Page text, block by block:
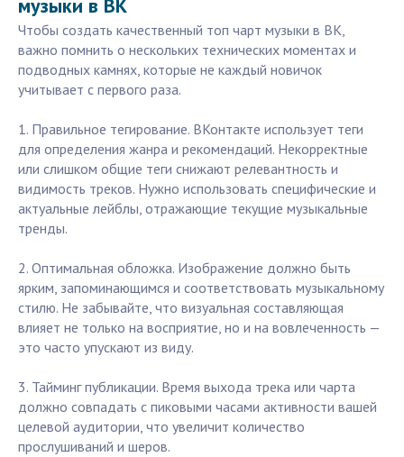
музыки в ВК
Чтобы создать качественный топ чарт музыки в ВК,
важно помнить о нескольких технических моментах и
подводных камнях, которые не каждый новичок
учитывает с первого раза.
1. Правильное тегирование. ВКонтакте использует теги
для определения жанра и рекомендаций. Некорректные
или слишком общие теги снижают релевантность и
видимость треков. Нужно использовать специфические и
актуальные лейблы, отражающие текущие музыкальные
тренды.
2. Оптимальная обложка. Изображение должно быть
ярким, запоминающимся и соответствовать музыкальному
стилю. Не забывайте, что визуальная составляющая
влияет не только на восприятие, но и на вовлеченность —
это часто упускают из виду.
3. Тайминг публикации. Время выхода трека или чарта
должно совпадать с пиковыми часами активности вашей
целевой аудитории, что увеличит количество
прослушиваний и шеров.